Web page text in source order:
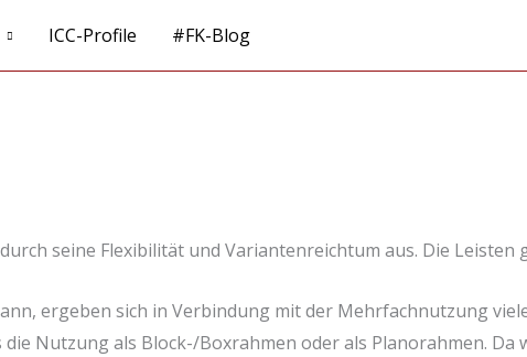
ICC-Profile #FK-Blog
seine Flexibilität und Variantenreichtum aus. Die Leisten
ergeben sich in Verbindung mit der Mehrfachnutzung
Nutzung als Block-/Boxrahmen oder als Planorahmen.